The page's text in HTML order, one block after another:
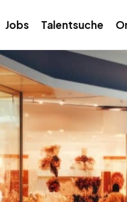
Jobs Talentsuche